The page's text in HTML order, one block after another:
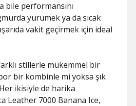
bile performansını
yürümek ya da sıcak
vakit geçirmek için ideal
stillerle mükemmel bir
bir kombinle mi yoksa şık
ikisiyle de harika
Leather 7000 Banana Ice,